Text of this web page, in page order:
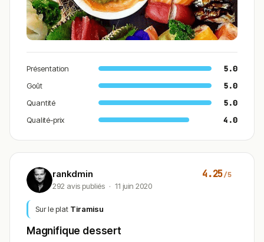
Présentation 5.0
Goût 5.0
Quantité 5.0
Qualité-prix 4.0
rankdmin
292 avis publiés · 11 juin 2020
4.25/5
Sur le plat Tiramisu
Magnifique dessert